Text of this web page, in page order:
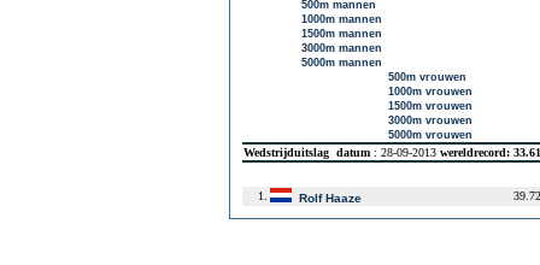
500m mannen
1000m mannen
1500m mannen
3000m mannen
5000m mannen
500m vrouwen
1000m vrouwen
1500m vrouwen
3000m vrouwen
5000m vrouwen
Wedstrijduitslag datum : 28-09-2013 wereldrecord:
1. Rolf Haaze 39.72